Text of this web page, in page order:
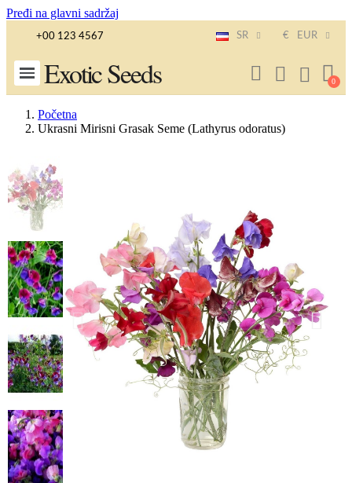
Pređi na glavni sadržaj
+00 123 4567 SR € EUR
Exotic Seeds
Početna
Ukrasni Mirisni Grasak Seme (Lathyrus odoratus)